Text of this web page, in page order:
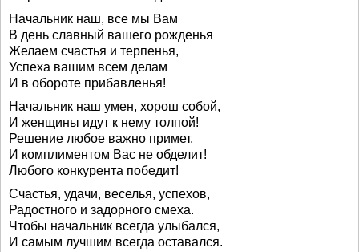
Начальник наш, все мы Вам
В день славный вашего рожденья
Желаем счастья и терпенья,
Успеха вашим всем делам
И в обороте прибавленья!
Начальник наш умен, хорош собой,
И женщины идут к нему толпой!
Решение любое важно примет,
И комплиментом Вас не обделит!
Любого конкурента победит!
Счастья, удачи, веселья, успехов,
Радостного и задорного смеха.
Чтобы начальник всегда улыбался,
И самым лучшим всегда оставался.